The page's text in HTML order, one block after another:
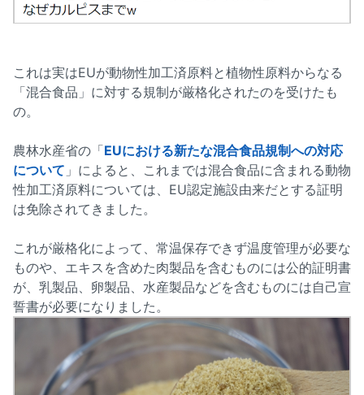
これは実はEUが動物性加工済原料と植物性原料からなる
「混合食品」に対する規制が厳格化されたのを受けたも
の。
農林水産省の「EUにおける新たな混合食品規制への対応
について 」によると、これまでは混合食品に含まれる動物
性加工済原料については、EU認定施設由来だとする証明
は免除されてきました。
これが厳格化によって、常温保存できず温度管理が必要な
ものや、エキスを含めた肉製品を含むものには公的証明書
が、乳製品、卵製品、水産製品などを含むものには自己宣
誓書が必要になりました。